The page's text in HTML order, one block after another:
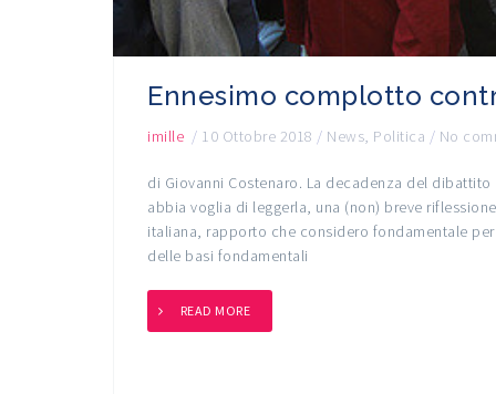
Ennesimo complotto
imille / 10 Ottobre 2018 / News, Politica / No
di Giovanni Costenaro. La decadenza del
abbia voglia di leggerla, una (non) breve
italiana, rapporto che considero fondamentale
delle basi fondamentali
READ MORE